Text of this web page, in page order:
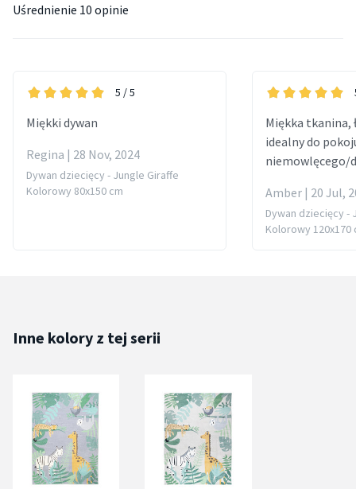
Uśrednienie 10 opinie
5 / 5
Miękki dywan
Regina | 28 Nov, 2024
Dywan dziecięcy - Jungle Giraffe
Kolorowy 80x150 cm
Miękka tkanina,
idealny do
niemowlęcego/
Amber | 20 Jul,
Dywan dziecięcy -
Kolorowy 120x170
Inne kolory z tej serii